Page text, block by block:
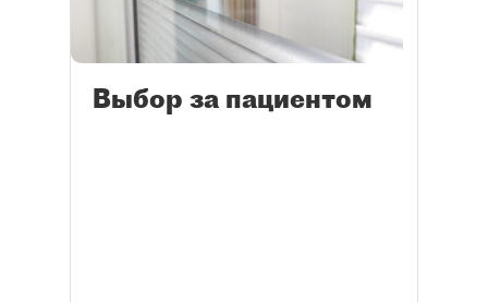
Выбор за пациентом